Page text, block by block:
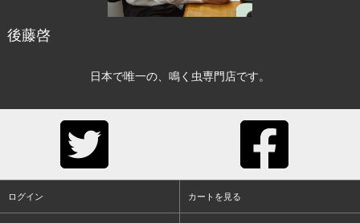
後藤啓
日本で唯一の、鳴く虫専門店です。
ログイン カートを見る